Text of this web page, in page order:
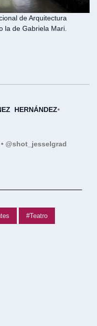
de Arquitectura
la de Gabriela Mari.
HERNÁNDEZ•
@shot_jesselgrad
#Teatro